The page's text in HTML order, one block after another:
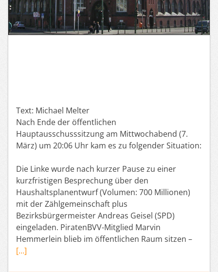
Text: Michael Melter
Nach Ende der öffentlichen
Hauptausschusssitzung am Mittwochabend (7.
März) um 20:06 Uhr kam es zu folgender Situation:
Die Linke wurde nach kurzer Pause zu einer
kurzfristigen Besprechung über den
Haushaltsplanentwurf (Volumen: 700 Millionen)
mit der Zählgemeinschaft plus
Bezirksbürgermeister Andreas Geisel (SPD)
eingeladen. PiratenBVV-Mitglied Marvin
Hemmerlein blieb im öffentlichen Raum sitzen –
[…]